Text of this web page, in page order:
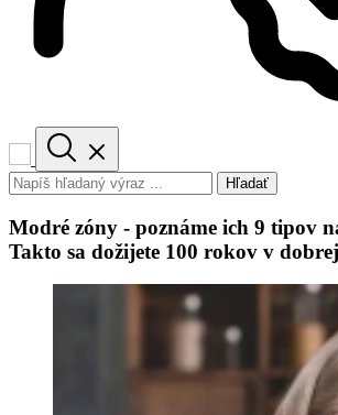
Hľadať
Modré zóny - poznáme ich 9 tipov
Takto sa dožijete 100 rokov v